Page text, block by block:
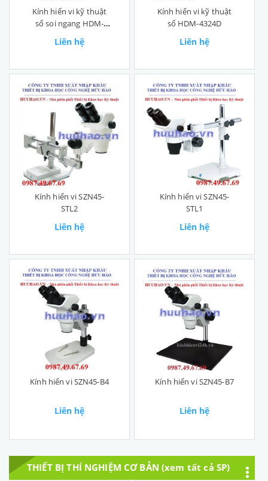
Kính hiển vi kỹ thuật
số soi ngang HDM-
Liên hệ
Kính hiển vi kỹ thuật
số HDM-4324D
Liên hệ
Kính hiển vi SZN45-
STL2
Liên hệ
Kính hiển vi SZN45-
STL1
Liên hệ
Kính hiển vi SZN45-B4
Liên hệ
Kính hiển vi SZN45-B7
Liên hệ
THIẾT BỊ THÍ NGHIỆM CƠ BẢN (xem tất cả SP)